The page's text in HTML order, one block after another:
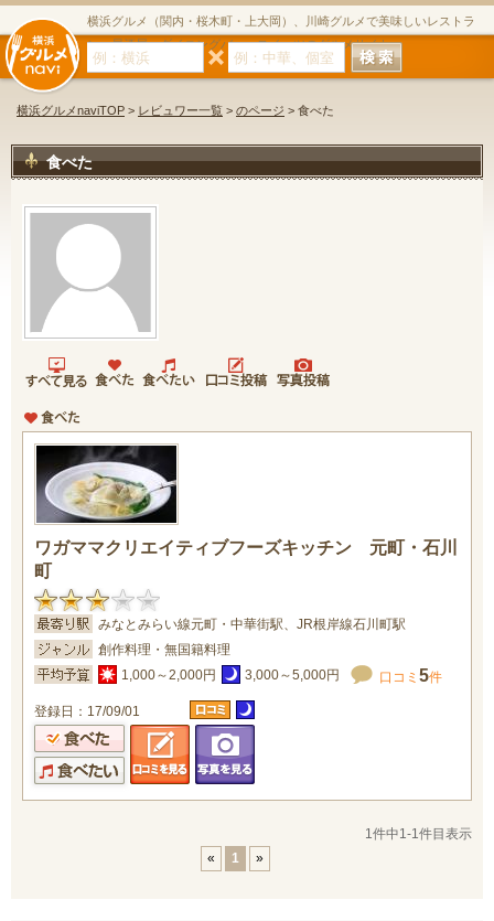
横浜グルメ（関内・桜木町・上大岡）、川崎グルメで美味しいレストラ
ン・居酒屋・ダイニングバー・スイーツのグルメサイト
横浜グルメnaviTOP > レビュワー一覧 > のページ > 食べた
食べた
ワガママクリエイティブフーズキッチン 元町・石川
町
みなとみらい線元町・中華街駅、JR根岸線石川町駅
創作料理・無国籍料理
1,000～2,000円
3,000～5,000円 口コミ 5件
登録日：17/09/01
1件中1-1件目表示
«
1 »